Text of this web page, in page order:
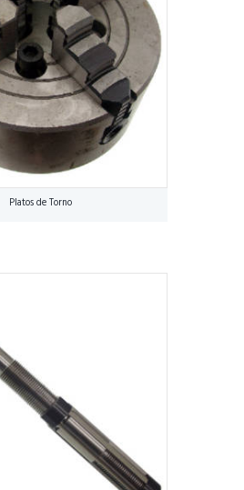
Platos de Torno